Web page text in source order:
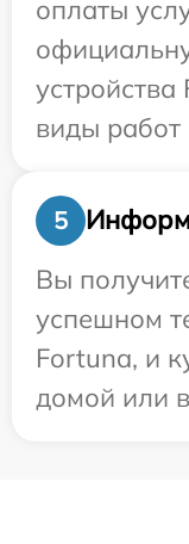
оплаты
виды работ
5
Вы
успешном
Fortuna, и
домой или